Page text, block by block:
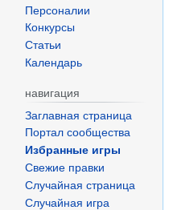
Персоналии
Конкурсы
Статьи
Календарь
навигация
Заглавная страница
Портал сообщества
Избранные игры
Свежие правки
Случайная страница
Случайная игра